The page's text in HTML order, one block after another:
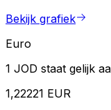
Bekijk grafiek
Euro
1 JOD staat gelijk
1,22221 EUR